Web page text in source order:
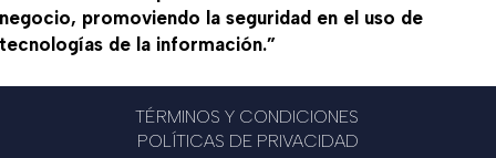
promoviendo la seguridad en el uso de
de la información.”
TÉRMINOS Y CONDICIONES
POLÍTICAS DE PRIVACIDAD